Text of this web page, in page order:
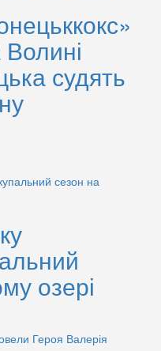
судять
озері